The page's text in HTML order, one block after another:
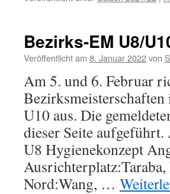
Bezirks-EM U8/
Veröffentlicht am 8. Januar 2022von
Am 5. und 6. Februar
U10 aus. Die
dieser Seite
U8 Hygienekonzept
Nord:Wang, …